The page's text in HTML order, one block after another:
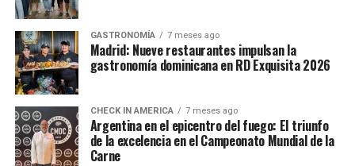
GASTRONOMÍA 7 meses ago
Madrid: Nueve restaurantes impulsan la
gastronomía dominicana en RD Exquisita 2026
CHECK IN AMERICA 7 meses ago
Argentina en el epicentro del fuego: El triunfo
de la excelencia en el Campeonato Mundial de la
Carne